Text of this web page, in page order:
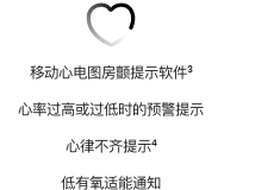
移动心电图房颤提示软件3
心率过高或过低时的预警提示
心律不齐提示4
低有氧适能通知